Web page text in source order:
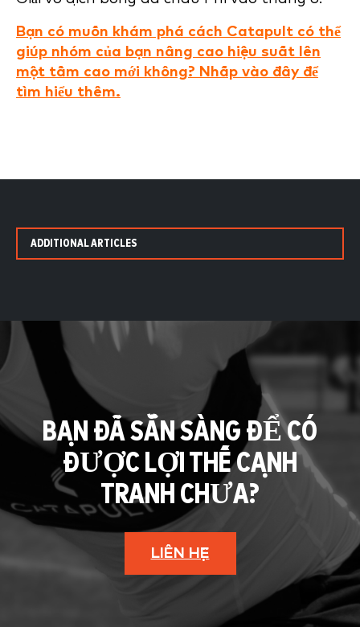
Bạn có muốn khám phá cách Catapult có thể
giúp nhóm của bạn nâng cao hiệu suất lên
một tầm cao mới không? Nhấp vào đây để
tìm hiểu thêm.
ADDITIONAL ARTICLES
BẠN ĐÃ SẴN SÀNG ĐỂ CÓ
ĐƯỢC LỢI THẾ CẠNH
TRANH CHƯA?
LIÊN HỆ